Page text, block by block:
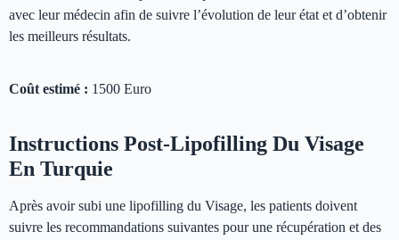
avec leur médecin afin de suivre l’évolution de leur état et d’obtenir
les meilleurs résultats.
Coût estimé : 1500 Euro
Instructions Post-Lipofilling Du Visage
En Turquie
Après avoir subi une lipofilling du Visage, les patients doivent
suivre les recommandations suivantes pour une récupération et des